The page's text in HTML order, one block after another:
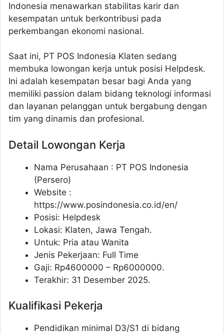
Indonesia menawarkan stabilitas karir dan
kesempatan untuk berkontribusi pada
perkembangan ekonomi nasional.
Saat ini, PT POS Indonesia Klaten sedang
membuka lowongan kerja untuk posisi Helpdesk.
Ini adalah kesempatan besar bagi Anda yang
memiliki passion dalam bidang teknologi informasi
dan layanan pelanggan untuk bergabung dengan
tim yang dinamis dan profesional.
Detail Lowongan Kerja
Nama Perusahaan : PT POS Indonesia
(Persero)
Website :
https://www.posindonesia.co.id/en/
Posisi: Helpdesk
Lokasi: Klaten, Jawa Tengah.
Untuk: Pria atau Wanita
Jenis Pekerjaan: Full Time
Gaji: Rp4600000 – Rp6000000.
Terakhir: 31 Desember 2025.
Kualifikasi Pekerja
Pendidikan minimal D3/S1 di bidang